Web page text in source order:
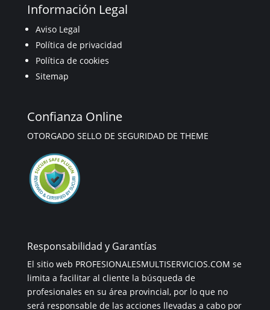
Información Legal
Aviso Legal
Política de privacidad
Política de cookies
Sitemap
Confianza Online
OTORGADO SELLO DE SEGURIDAD DE THEME
Responsabilidad y Garantías
El sitio web PROFESIONALESMULTISERVICIOS.COM se
limita a facilitar al cliente la búsqueda de
profesionales en su área provincial, por lo que no
será responsable de las acciones llevadas a cabo por